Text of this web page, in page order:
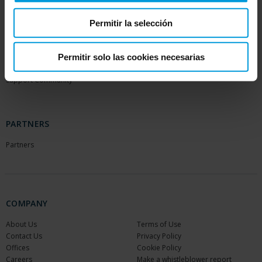
Permitir la selección
Permitir solo las cookies necesarias
SUPPORT
Download Software
Download latest Device Pack
Milestone Learning
Support Community
EVENTS
Training Classes
Webinars
Recorded webinars
PARTNERS
Partners
COMPANY
About Us
Contact Us
Offices
Careers
Terms of Use
Privacy Policy
Cookie Policy
Make a whistleblower report